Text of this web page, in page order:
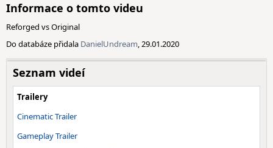
Informace o tomto videu
Reforged vs Original
Do databáze přidala DanielUndream, 29.01.2020
Seznam videí
Trailery
Cinematic Trailer
Gameplay Trailer